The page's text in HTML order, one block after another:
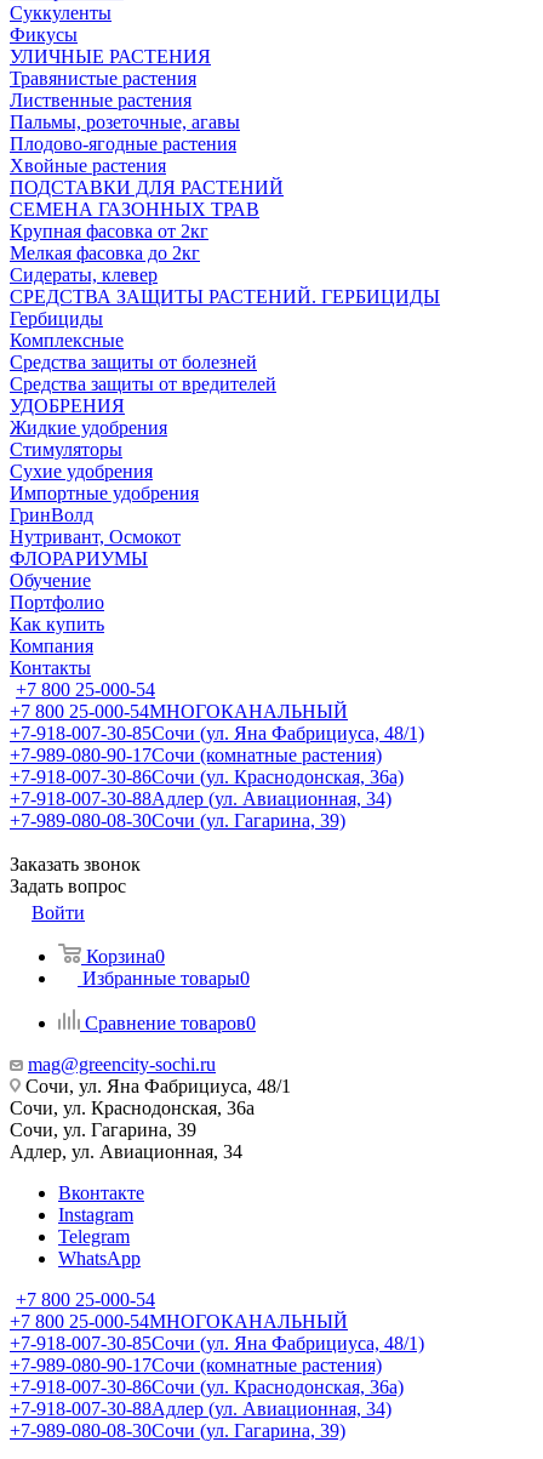
Суккуленты
Фикусы
УЛИЧНЫЕ РАСТЕНИЯ
Травянистые растения
Лиственные растения
Пальмы, розеточные, агавы
Плодово-ягодные растения
Хвойные растения
ПОДСТАВКИ ДЛЯ РАСТЕНИЙ
СЕМЕНА ГАЗОННЫХ ТРАВ
Крупная фасовка от 2кг
Мелкая фасовка до 2кг
Сидераты, клевер
СРЕДСТВА ЗАЩИТЫ РАСТЕНИЙ. ГЕРБИЦИДЫ
Гербициды
Комплексные
Средства защиты от болезней
Средства защиты от вредителей
УДОБРЕНИЯ
Жидкие удобрения
Стимуляторы
Сухие удобрения
Импортные удобрения
ГринВолд
Нутривант, Осмокот
ФЛОРАРИУМЫ
Обучение
Портфолио
Как купить
Компания
Контакты
+7 800 25-000-54
+7 800 25-000-54МНОГОКАНАЛЬНЫЙ
+7-918-007-30-85Сочи (ул. Яна Фабрициуса, 48/1)
+7-989-080-90-17Сочи (комнатные растения)
+7-918-007-30-86Сочи (ул. Краснодонская, 36а)
+7-918-007-30-88Адлер (ул. Авиационная, 34)
+7-989-080-08-30Сочи (ул. Гагарина, 39)
Заказать звонок
Задать вопрос
Войти
Корзина0
Избранные товары0
Сравнение товаров0
mag@greencity-sochi.ru
Сочи, ул. Яна Фабрициуса, 48/1
Сочи, ул. Краснодонская, 36а
Сочи, ул. Гагарина, 39
Адлер, ул. Авиационная, 34
Вконтакте
Instagram
Telegram
WhatsApp
+7 800 25-000-54
+7 800 25-000-54МНОГОКАНАЛЬНЫЙ
+7-918-007-30-85Сочи (ул. Яна Фабрициуса, 48/1)
+7-989-080-90-17Сочи (комнатные растения)
+7-918-007-30-86Сочи (ул. Краснодонская, 36а)
+7-918-007-30-88Адлер (ул. Авиационная, 34)
+7-989-080-08-30Сочи (ул. Гагарина, 39)